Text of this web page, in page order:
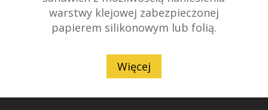
warstwy klejowej zabezpieczonej
papierem silikonowym lub folią.
Więcej